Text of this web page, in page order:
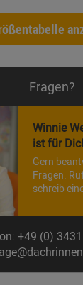
Fragen?
Winnie
ist für
Gern
Fragen.
schreib
+49 (0)